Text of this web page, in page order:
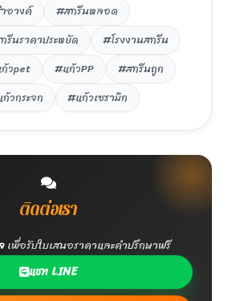
อางค์
#สกรีนหลอด
รีนราคาประหยัด
#โรงงานสกรีน
วpet #แก้วPP
#สกรีนถูก
วกระจก #แก้วเซรามิก
ติดต่อเรา
เพื่อรับใบเสนอราคาและคำปรึกษาฟรี
แชท LINE